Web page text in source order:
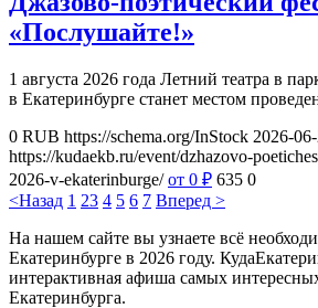
«Послушайте!»
1 августа 2026 года Летний театра в
в Екатеринбурге станет местом
0 RUB https://schema.org/InStock 2026-
https://kudaekb.ru/event/dzhazovo-
2026-v-ekaterinburge/ от 0 ₽ 635 0
<Назад 1 23 4 5 6 7 Вперед >
На нашем сайте вы узнаете всё
Екатеринбурге в 2026 году.
интерактивная афиша самых
Екатеринбурга.